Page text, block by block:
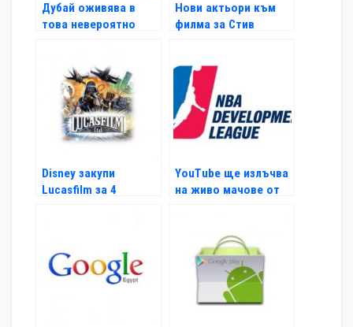
Дубай оживява в
това невероятно
Нови актьори към
филма за Стив
Disney закупи
Lucasfilm за 4
YouTube ще излъчва
на живо мачове от